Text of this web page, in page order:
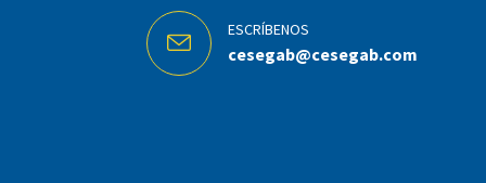
ESCRÍBENOS
cesegab@cesegab.com